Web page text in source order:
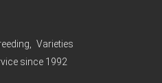
Varieties
since 1992